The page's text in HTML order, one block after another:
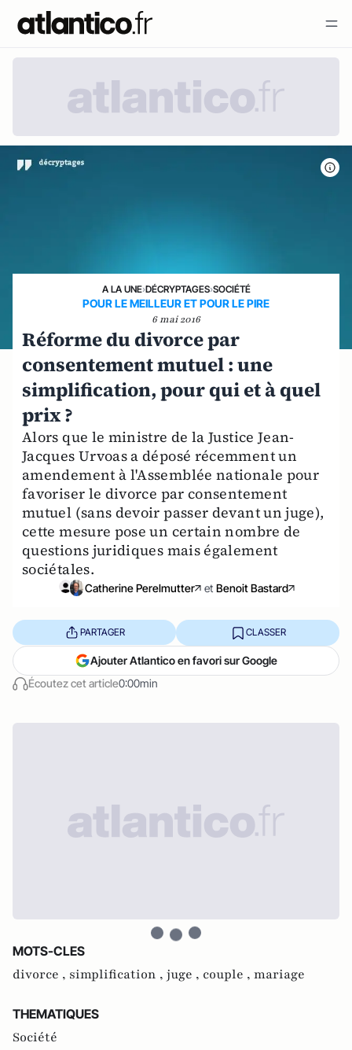
A LA UNE›DÉCRYPTAGES›SOCIÉTÉ
POUR LE MEILLEUR ET POUR LE PIRE
6 mai 2016
Réforme du divorce par
consentement mutuel : une
simplification, pour qui et à quel
prix ?
Alors que le ministre de la Justice Jean-
Jacques Urvoas a déposé récemment un
amendement à l'Assemblée nationale pour
favoriser le divorce par consentement
mutuel (sans devoir passer devant un juge),
cette mesure pose un certain nombre de
questions juridiques mais également
sociétales.
Catherine Perelmutter et Benoit Bastard
Écoutez cet article0:00min
PARTAGER CLASSER
Ajouter Atlantico en favori sur Google
MOTS-CLES
divorce , simplification , juge , couple , mariage
THEMATIQUES
Société